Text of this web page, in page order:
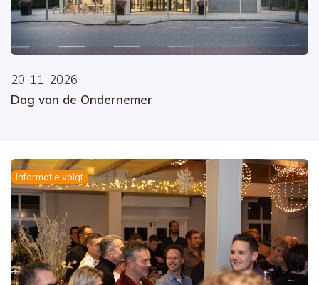
20-11-2026
Dag van de Ondernemer
Informatie volgt